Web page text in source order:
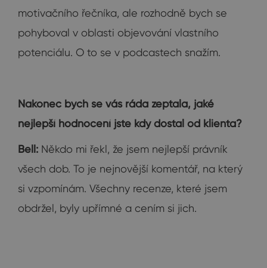
motivačního řečníka, ale rozhodně bych se
pohyboval v oblasti objevování vlastního
potenciálu. O to se v podcastech snažím.
Nakonec bych se vás ráda zeptala, jaké
nejlepší hodnocení jste kdy dostal od klienta?
Bell: Někdo mi řekl, že jsem nejlepší právník
všech dob. To je nejnovější komentář, na který
si vzpomínám. Všechny recenze, které jsem
obdržel, byly upřímné a cením si jich.